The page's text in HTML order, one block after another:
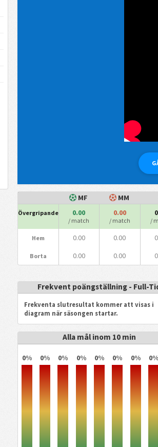
MF MM
Övergripande 0.00
/ match
0.00
/ match /
Hem 0.00 0.00
Borta 0.00 0.00
Frekvent poängställning - Full-
Frekventa slutresultat kommer att visas i
diagram när säsongen startar.
Alla mål inom 10 min
0% 0% 0% 0% 0% 0% 0% 0%